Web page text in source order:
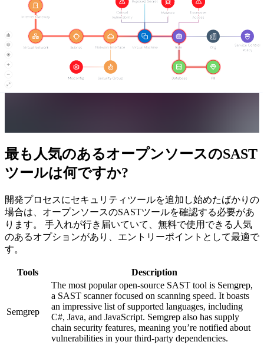
最も人気のあるオープンソースのSAST
ツールは何ですか?
開発プロセスにセキュリティツールを追加し始めたばかりの
場合は、オープンソースのSASTツールを確認する必要があ
ります。 手入れが行き届いていて、無料で使用できる人気
のあるオプションがあり、エントリーポイントとして最適で
す。
Tools Description
Semgrep
The most popular open-source SAST tool is Semgrep,
a SAST scanner focused on scanning speed. It boasts
an impressive list of supported languages, including
C#, Java, and JavaScript. Semgrep also has supply
chain security features, meaning you’re notified about
vulnerabilities in your third-party dependencies.